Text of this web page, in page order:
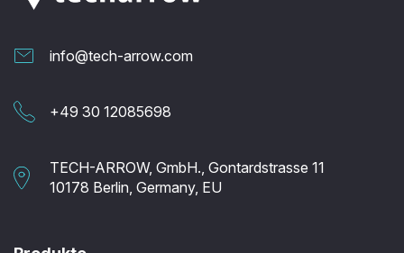
info@tech-arrow.com
+49 30 12085698
TECH-ARROW, GmbH., Gontardstrasse 11
10178 Berlin, Germany, EU